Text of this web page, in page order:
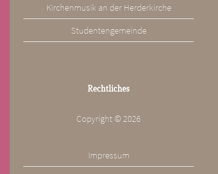
Kirchenmusik an der Herderkirche
Studentengemeinde
Rechtliches
Copyright © 2026
Impressum